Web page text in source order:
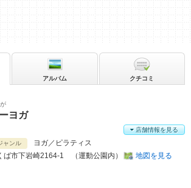
ヨガ
ャンル ヨガ／ピラティス
ば市下岩崎2164-1 （運動公園内） 地図を見る
店舗情報を見る
アルバム クチコミ